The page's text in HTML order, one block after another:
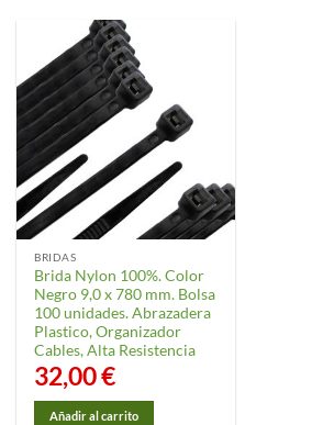
BRIDAS
Brida Nylon 100%. Color
Negro 9,0 x 780 mm. Bolsa
100 unidades. Abrazadera
Plastico, Organizador
Cables, Alta Resistencia
32,00€
Añadir al carrito